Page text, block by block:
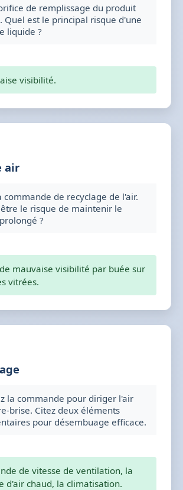
de remplissage du produit
Quel est le principal risque d'une
liquide ?
visibilité.
air
commande de recyclage de l'air.
le risque de maintenir le
?
mauvaise visibilité par buée sur
vitrées.
la commande pour diriger l'air
brise. Citez deux éléments
pour désembuage efficace.
de vitesse de ventilation, la
d'air chaud, la climatisation.